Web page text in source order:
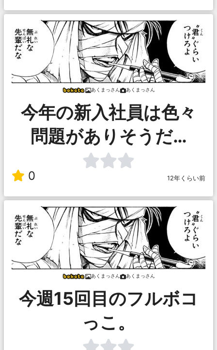
あくまっさん あくまっさん
今年の新入社員は色々
問題がありそうだ…
0 12年くらい前
あくまっさん あくまっさん
今週15回目のフルボコ
っこ。